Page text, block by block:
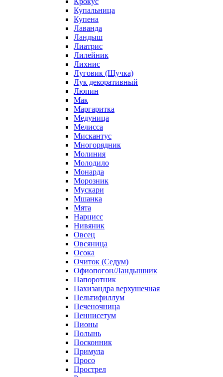
Купальница
Купена
Лаванда
Ландыш
Лиатрис
Лилейник
Лихнис
Луговик (Щучка)
Лук декоративный
Люпин
Мак
Маргаритка
Медуница
Мелисса
Мискантус
Многорядник
Молиния
Молодило
Монарда
Морозник
Мускари
Мшанка
Мята
Нарцисс
Нивяник
Овсец
Овсяница
Осока
Очиток (Седум)
Офиопогон/Ландышник
Папоротник
Пахизандра верхушечная
Пельтифиллум
Печеночница
Пеннисетум
Пионы
Полынь
Посконник
Примула
Просо
Прострел